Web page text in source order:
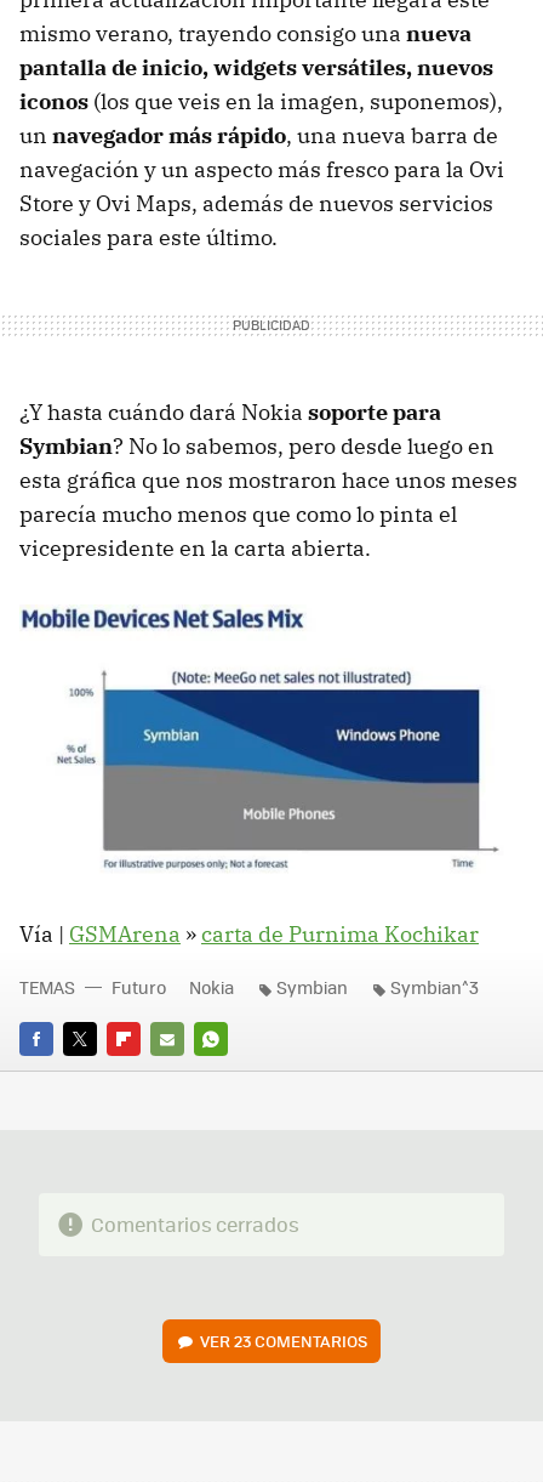
mismo verano, trayendo consigo una nueva
pantalla de inicio, widgets versátiles, nuevos
iconos (los que veis en la imagen, suponemos),
un navegador más rápido, una nueva barra de
navegación y un aspecto más fresco para la Ovi
Store y Ovi Maps, además de nuevos servicios
sociales para este último.
¿Y hasta cuándo dará Nokia soporte para
Symbian? No lo sabemos, pero desde luego en
esta gráfica que nos mostraron hace unos meses
parecía mucho menos que como lo pinta el
vicepresidente en la carta abierta.
Vía | GSMArena »carta de Purnima Kochikar
FACEBOOK
TWITTERFLIPBOARD
E-
WHATSAPP
TEMAS Futuro Nokia Symbian Symbian^3
Comentarios cerrados
VER 23 COMENTARIOS